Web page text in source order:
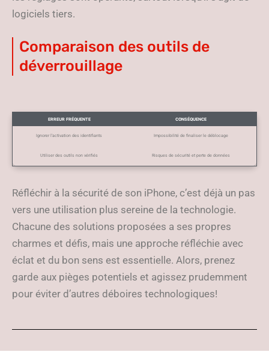
logiciels tiers.
Comparaison des outils de
déverrouillage
ERREUR FRÉQUENTE CONSÉQUENCE
Ignorer l’activation des identifiants Impossibilité de finaliser le déblocage
Utiliser des outils non vérifiés Risques de sécurité et perte de données
Réfléchir à la sécurité de son iPhone, c’est déjà un pas
vers une utilisation plus sereine de la technologie.
Chacune des solutions proposées a ses propres
charmes et défis, mais une approche réfléchie avec
éclat et du bon sens est essentielle. Alors, prenez
garde aux pièges potentiels et agissez prudemment
pour éviter d’autres déboires technologiques!